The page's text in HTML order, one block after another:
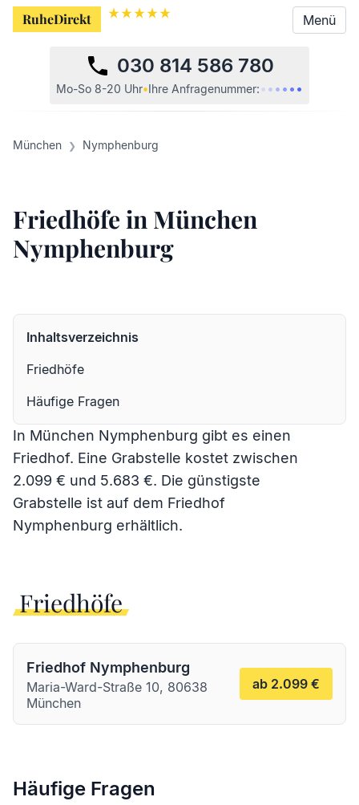
RuheDirekt Menü
030 814 586 780
Mo-So 8-20 Uhr•Ihre Anfragenummer:• • • • • •
München Nymphenburg
Friedhöfe in München
Nymphenburg
In München Nymphenburg gibt es einen
Friedhof. Eine Grabstelle kostet zwischen
2.099 € und 5.683 €. Die günstigste
Grabstelle ist auf dem Friedhof
Nymphenburg erhältlich.
Friedhöfe
Friedhof Nymphenburg
Maria-Ward-Straße 10, 80638
München
ab 2.099 €
Häufige Fragen
Inhaltsverzeichnis
Friedhöfe
Häufige Fragen